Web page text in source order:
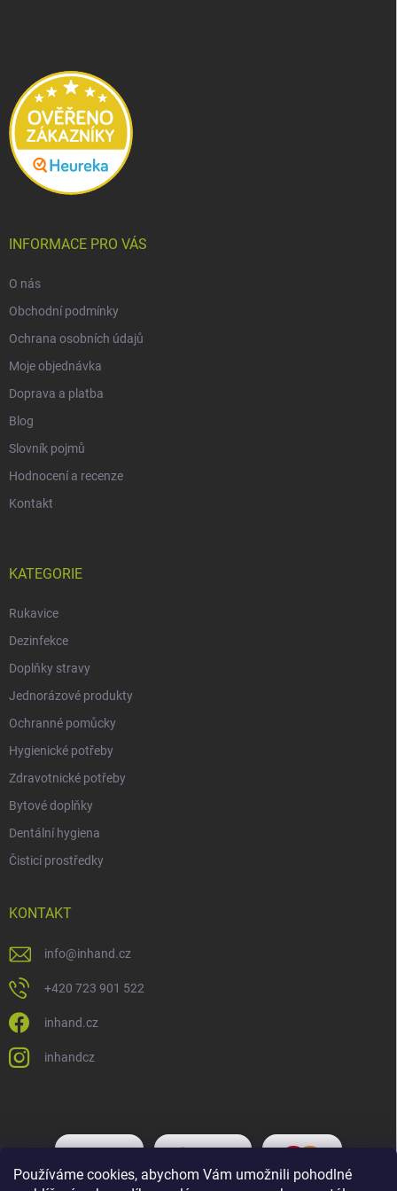
Používáme cookies, abychom Vám umožnili pohodlné
INFORMACE PRO VÁS
O nás
Obchodní podmínky
Ochrana osobních údajů
Moje objednávka
Doprava a platba
Blog
Slovník pojmů
Hodnocení a recenze
Kontakt
KATEGORIE
Rukavice
Dezinfekce
Doplňky stravy
Jednorázové produkty
Ochranné pomůcky
Hygienické potřeby
Zdravotnické potřeby
Bytové doplňky
Dentální hygiena
Čisticí prostředky
KONTAKT
info@inhand.cz
+420 723 901 522
inhand.cz
inhandcz